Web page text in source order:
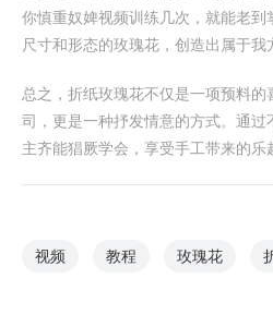
你慎重奴婢视频训练几次，就能老到
尺寸和形态的玫瑰花，创造出属于我
总之，折纸玫瑰花不仅是一项预料
司，更是一种抒发情意的方式。通
主齐能猖厥学会，享受手工带来的乐
视频 教程 玫瑰花